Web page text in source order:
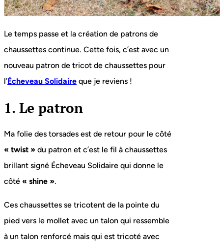
Le temps passe et la création de patrons de
chaussettes continue. Cette fois, c’est avec un
nouveau patron de tricot de chaussettes pour
l’Écheveau Solidaire que je reviens !
1. Le patron
Ma folie des torsades est de retour pour le côté
« twist » du patron et c’est le fil à chaussettes
brillant signé Écheveau Solidaire qui donne le
côté « shine ».
Ces chaussettes se tricotent de la pointe du
pied vers le mollet avec un talon qui ressemble
à un talon renforcé mais qui est tricoté avec